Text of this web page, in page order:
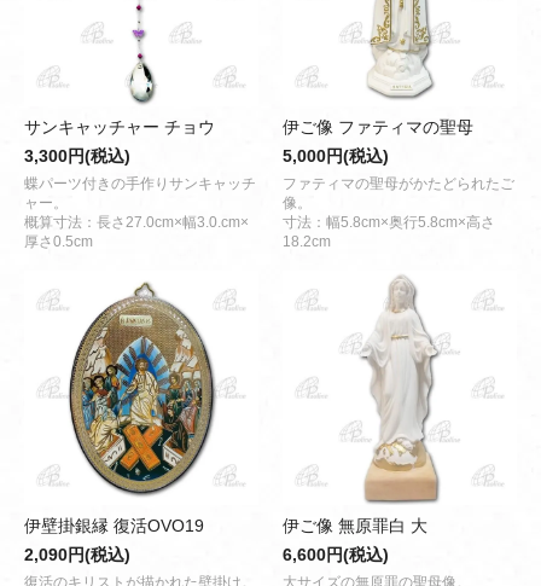
サンキャッチャー チョウ
3,300円(税込)
蝶パーツ付きの手作りサンキャッチ
ャー。
概算寸法：長さ27.0cm×幅3.0.cm×
厚さ0.5cm
伊ご像 ファティマの聖母
5,000円(税込)
ファティマの聖母がかたどられたご
像。
寸法：幅5.8cm×奥行5.8cm×高さ
18.2cm
伊壁掛銀縁 復活OVO19
2,090円(税込)
復活のキリストが描かれた壁掛け。
伊ご像 無原罪白 大
6,600円(税込)
大サイズの無原罪の聖母像。